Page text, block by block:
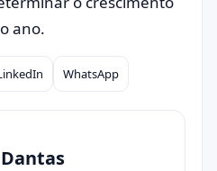
ano.
WhatsApp